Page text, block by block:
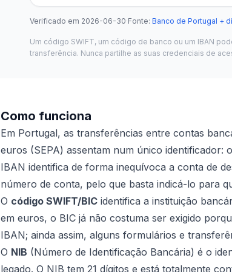
Verificado em 2026-06-30·Fonte: Banco de Portugal +
Um código SWIFT, um código de banco ou um IBAN
transferência. Nunca partilhe as suas credenciais de
Como funciona
Em Portugal, as transferências entre contas
euros (SEPA) assentam num único identificador: o
IBAN identifica de forma inequívoca a conta de
número de conta, pelo que basta indicá-lo para
O código SWIFT/BIC identifica a instituição
em euros, o BIC já não costuma ser exigido
IBAN; ainda assim, alguns formulários e
O NIB (Número de Identificação Bancária) é o
legado. O NIB tem 21 dígitos e está totalmente